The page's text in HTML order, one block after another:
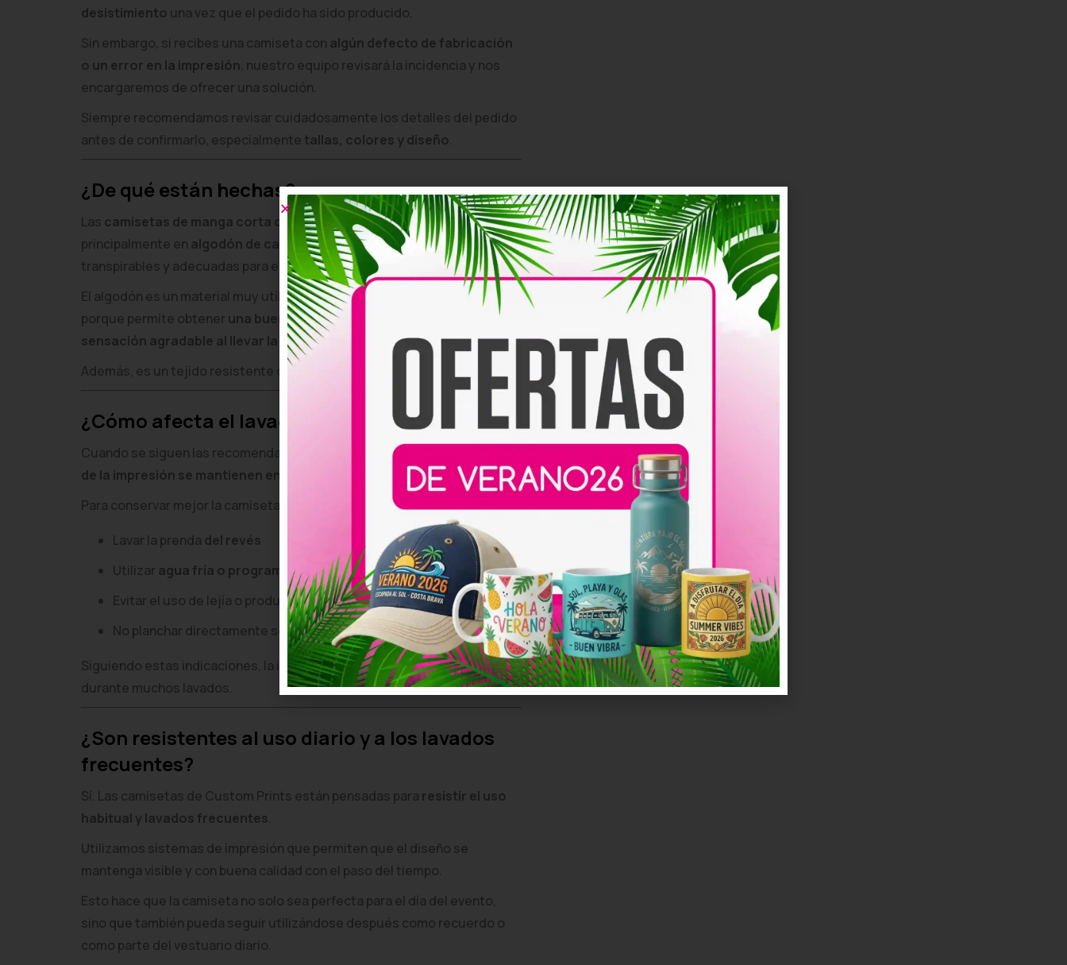
desistimiento una vez que el pedido ha sido producido.
Sin embargo, si recibes una camiseta con algún defecto de fabricación
o un error en la impresión, nuestro equipo revisará la incidencia y nos
encargaremos de ofrecer una solución.
Siempre recomendamos revisar cuidadosamente los detalles del pedido
antes de confirmarlo, especialmente tallas, colores y diseño.
¿De qué están hechas?
Las camisetas de manga corta de Custom Printsestán fabricadas
principalmente en algodón de calidad, lo que las hace cómodas,
transpirables y adecuadas para el uso diario o para eventos.
El algodón es un material muy utilizado en prendas personalizadas
porque permite obtener una buena calidad de impresión y una
sensación agradable al llevar la camiseta
Además, es un tejido resistente que mantiene bien su forma con el uso.
¿Cómo afecta el lavado a los colores?
Cuando se siguen las recomendaciones básicas de cuidado,
de la impresión se mantienen en buen estado durante mucho tiempo.
Para conservar mejor la camiseta personalizada recomendamos:
Lavar la prenda del revés
Utilizar agua fría o programas suaves
Evitar el uso de lejía o productos agresivos
No planchar directamente sobre el diseño
Siguiendo estas indicaciones, la impresión mantendrá su aspecto original
durante muchos lavados.
¿Son resistentes al uso diario y a los lavados
frecuentes?
Sí. Las camisetas de Custom Prints están pensadas para resistir el uso
habitual y lavados frecuentes.
Utilizamos sistemas de impresión que permiten que el diseño se
mantenga visible y con buena calidad con el paso del tiempo.
Esto hace que la camiseta no solo sea perfecta para el día del evento,
sino que también pueda seguir utilizándose después como recuerdo o
como parte del vestuario diario.